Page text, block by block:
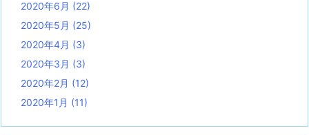
2020年6月 (22)
2020年5月 (25)
2020年4月 (3)
2020年3月 (3)
2020年2月 (12)
2020年1月 (11)